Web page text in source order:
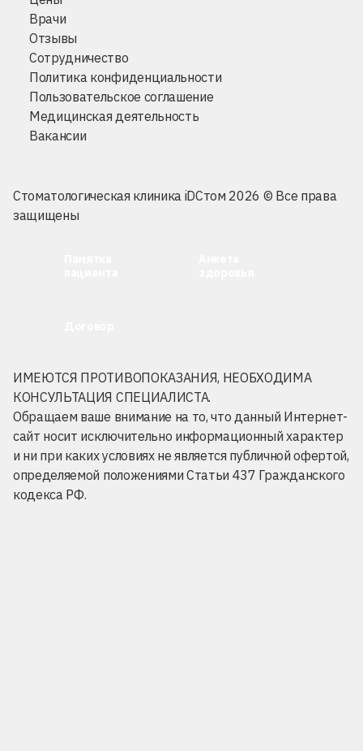
Врачи
Отзывы
Сотрудничество
Политика конфиденциальности
Пользовательское соглашение
Медицинская деятельность
Вакансии
Стоматологическая клиника iDСтом 2026 © Все права
защищены
ИМЕЮТСЯ ПРОТИВОПОКАЗАНИЯ, НЕОБХОДИМА
КОНСУЛЬТАЦИЯ СПЕЦИАЛИСТА.
Обращаем ваше внимание на то, что данный Интернет-
сайт носит исключительно информационный характер
и ни при каких условиях не является публичной офертой,
определяемой положениями Статьи 437 Гражданского
кодекса РФ.